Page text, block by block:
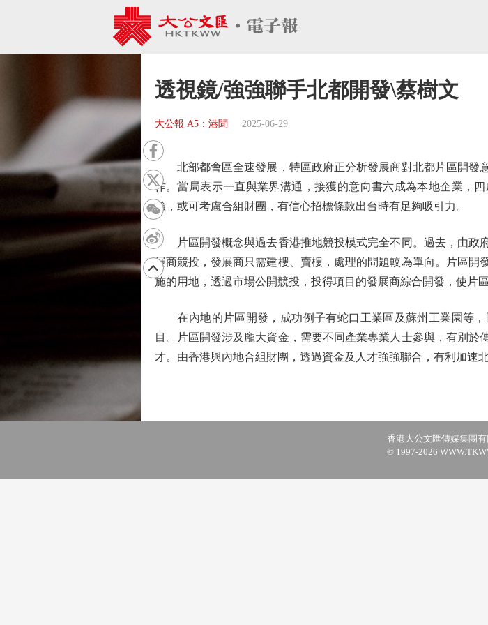
透視鏡/強強聯手北都開發\蔡樹文
大公報 A5：港聞 2025-06-29
北部都會區全速發展，特區政府正分析發展商對北都片區開發
作。當局表示一直與業界溝通，接獲的意向書六成為本地企業，
驗，或可考慮合組財團，有信心招標條款出台時有足夠吸引力。
片區開發概念與過去香港推地競投模式完全不同。過去，由政
展商競投，發展商只需建樓、賣樓，處理的問題較為單向。片區
施的用地，透過市場公開競投，投得項目的發展商綜合開發，使片
在內地的片區開發，成功例子有蛇口工業區及蘇州工業園等，
目。片區開發涉及龐大資金，需要不同產業專業人士參與，有別
才。由香港與內地合組財團，透過資金及人才強強聯合，有利加速北
香港大公文匯傳媒集團
© 1997-2026